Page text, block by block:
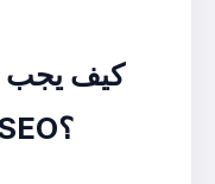
كيف يجب
متوافقًا مع Sincan SEO؟